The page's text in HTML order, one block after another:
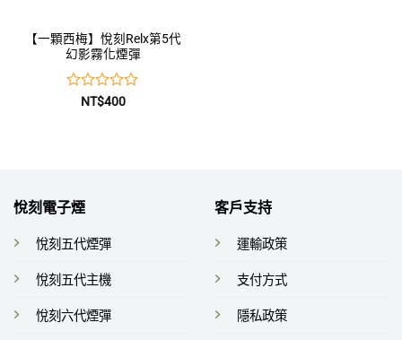
【一顆西梅】悅刻Relx第5代
幻影霧化煙彈
NT$400
悅刻電子煙
悅刻五代煙彈
悅刻五代主機
悅刻六代煙彈
客戶支持
運輸政策
支付方式
隱私政策